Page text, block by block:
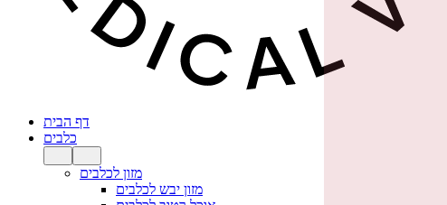
דף הבית
כלבים
מזון לכלבים
מזון יבש לכלבים